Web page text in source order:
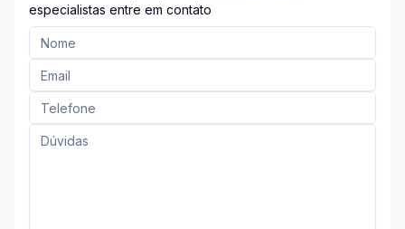
especialistas entre em contato